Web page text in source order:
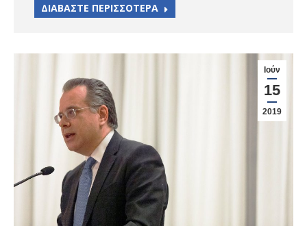
ΔΙΑΒΑΣΤΕ ΠΕΡΙΣΣΟΤΕΡΑ
Ιούν
15
2019